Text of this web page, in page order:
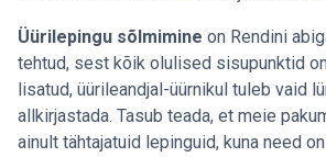
Üürilepingu sõlmimine on Rendini
tehtud, sest kõik olulised sisupunktid
lisatud, üürileandjal-üürnikul tuleb vaid
allkirjastada. Tasub teada, et meie
ainult tähtajatuid lepinguid, kuna need